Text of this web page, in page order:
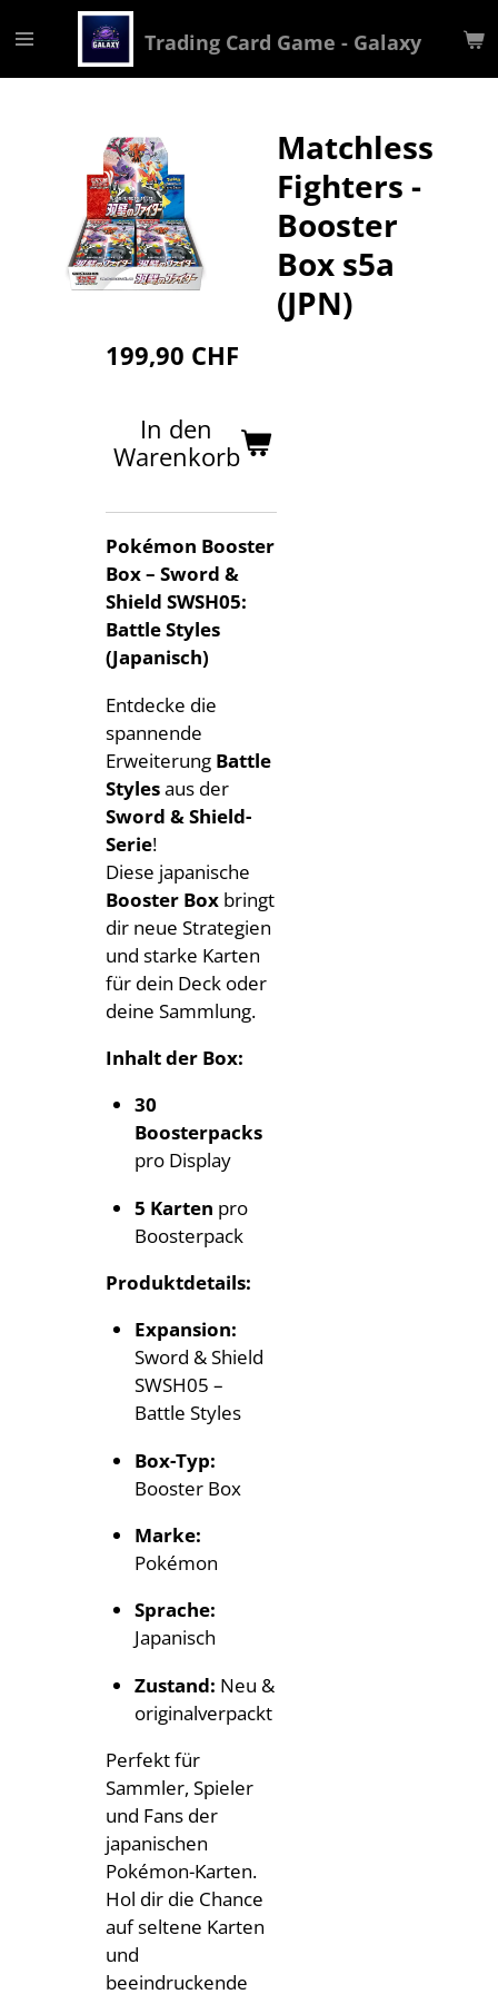
Hauptinhalt
springen
Trading Card Game - Galaxy
Matchless
Fighters -
Booster
Box s5a
(JPN)
199,90 CHF
In den
Warenkorb
Pokémon Booster
Box – Sword &
Shield SWSH05:
Battle Styles
(Japanisch)
Entdecke die
spannende
Erweiterung Battle
Stylesaus der
Sword & Shield-
Serie!
Diese japanische
Booster Boxbringt
dir neue Strategien
und starke Karten
für dein Deck oder
deine Sammlung.
Inhalt der Box:
30
Boosterpacks
pro Display
5 Karten pro
Boosterpack
Produktdetails:
Expansion:
Sword & Shield
SWSH05 –
Battle Styles
Box-Typ:
Booster Box
Marke:
Pokémon
Sprache:
Japanisch
Zustand: Neu &
originalverpackt
Perfekt für
Sammler, Spieler
und Fans der
japanischen
Pokémon-Karten.
Hol dir die Chance
auf seltene Karten
und
beeindruckende